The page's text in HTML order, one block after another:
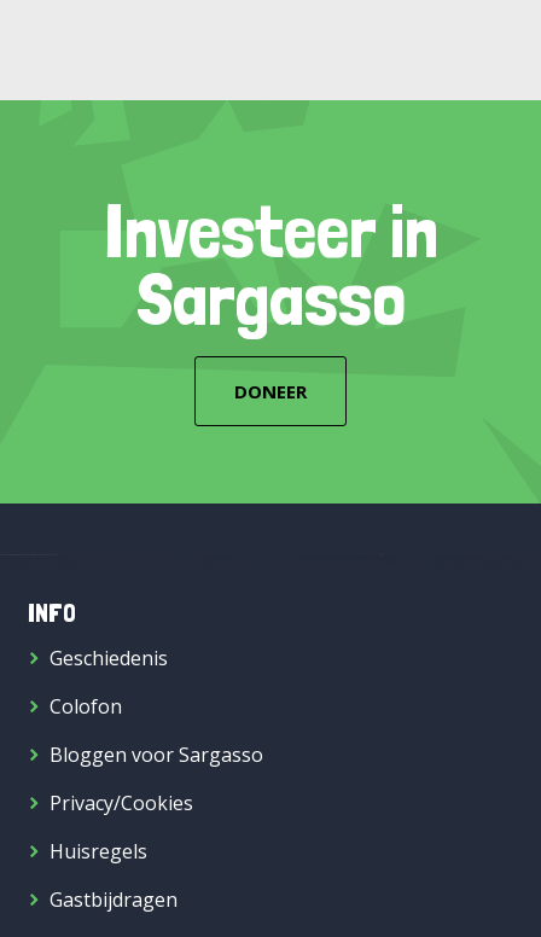
Investeer in
Sargasso
DONEER
INFO
Geschiedenis
Colofon
Bloggen voor Sargasso
Privacy/Cookies
Huisregels
Gastbijdragen